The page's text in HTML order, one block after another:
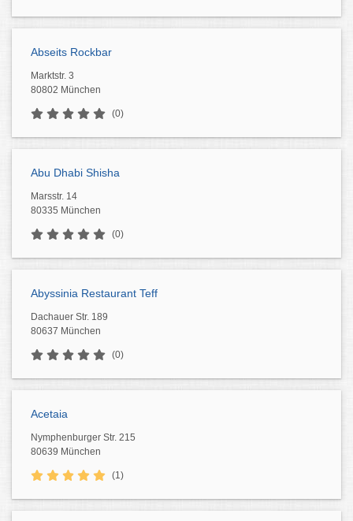
Abseits Rockbar
Marktstr. 3
80802 München
(0)
Abu Dhabi Shisha
Marsstr. 14
80335 München
(0)
Abyssinia Restaurant Teff
Dachauer Str. 189
80637 München
(0)
Acetaia
Nymphenburger Str. 215
80639 München
(1)